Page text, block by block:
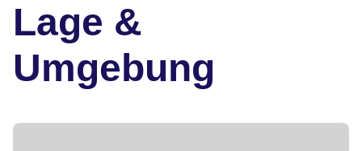
Lage &
Umgebung